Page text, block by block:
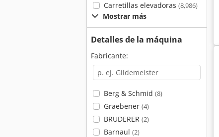
Carretillas elevadoras (8,986)
Mostrar más
Detalles de la máquina
Fabricante:
Berg & Schmid (8)
Graebener (4)
BRUDERER (2)
Barnaul (2)